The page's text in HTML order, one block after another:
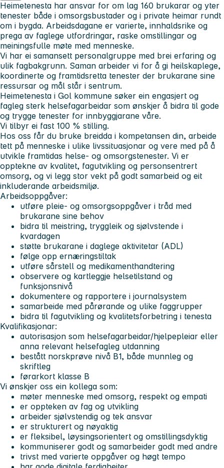
Heimetenesta har ansvar for om lag 160 brukarar og yter
tenester både i omsorgsbustader og i private heimar rundt
om i bygda. Arbeidsdagane er varierte, innhaldsrike og
prega av faglege utfordringar, raske omstillingar og
meiningsfulle møte med menneske.
Vi har ei samansett personalgruppe med brei erfaring og
ulik fagbakgrunn. Saman arbeider vi for å gi heilskaplege,
koordinerte og framtidsretta tenester der brukarane sine
ressursar og mål står i sentrum.
Heimetenesta i Gol kommune søker ein engasjert og
fagleg sterk helsefagarbeidar som ønskjer å bidra til gode
og trygge tenester for innbyggjarane våre.
Vi tilbyr ei fast 100 % stilling.
Hos oss får du bruke breidda i kompetansen din, arbeide
tett på menneske i ulike livssituasjonar og vere med på å
utvikle framtidas helse- og omsorgstenester. Vi er
opptekne av kvalitet, fagutvikling og personsentrert
omsorg, og vi legg stor vekt på godt samarbeid og eit
inkluderande arbeidsmiljø.
Arbeidsoppgåver:
utføre pleie- og omsorgsoppgåver i tråd med
brukarane sine behov
bidra til meistring, tryggleik og sjølvstende i
kvardagen
støtte brukarane i daglege aktivitetar (ADL)
følge opp ernæringstiltak
utføre sårstell og medikamenthandtering
observere og kartleggje helsetilstand og
funksjonsnivå
dokumentere og rapportere i journalsystem
samarbeide med pårørande og ulike faggrupper
bidra til fagutvikling og kvalitetsforbetring i tenesta
Kvalifikasjonar:
autorisasjon som helsefagarbeidar/hjelpepleiar eller
anna relevant helsefagleg utdanning
bestått norskprøve nivå B1, både munnleg og
skriftleg
førarkort klasse B
Vi ønskjer oss ein kollega som:
møter menneske med omsorg, respekt og empati
er oppteken av fag og utvikling
arbeider sjølvstendig og tek ansvar
er strukturert og nøyaktig
er fleksibel, løysingsorientert og omstillingsdyktig
kommuniserer godt og samarbeider godt med andre
trivst med varierte oppgåver og høgt tempo